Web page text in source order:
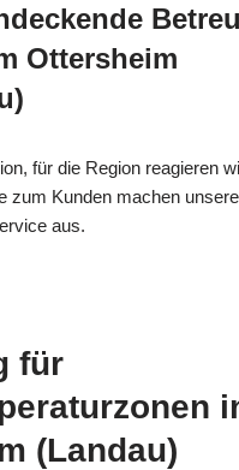
Ottersheim
für die Region reagieren
zum Kunden machen
aus.
für
(Landau)